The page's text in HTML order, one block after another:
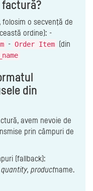
o secvenţă de
ordine): -
- Order Item (din
din
avem nevoie de
prin câmpuri de
(fallback):
quantity, productname.